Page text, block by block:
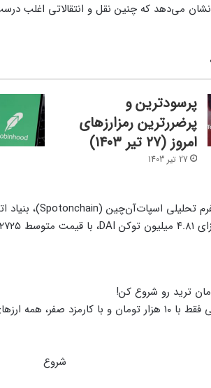
می‌دهد که چنین نقل و انتقالاتی اغلب
پرسودترین و
پرضررترین رمزارزهای
امروز (۲۷ تیر ۱۴۰۳)
27 تیر 1403
دیجیتال رو ترید کنی!
شروع